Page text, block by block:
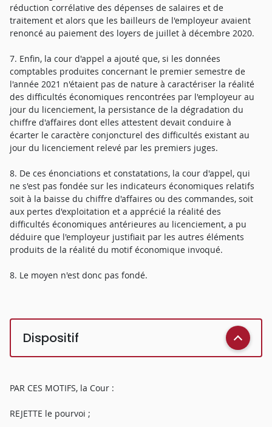
réduction corrélative des dépenses de salaires et de
traitement et alors que les bailleurs de l'employeur avaient
renoncé au paiement des loyers de juillet à décembre 2020.
7. Enfin, la cour d'appel a ajouté que, si les données
comptables produites concernant le premier semestre de
l'année 2021 n'étaient pas de nature à caractériser la réalité
des difficultés économiques rencontrées par l'employeur au
jour du licenciement, la persistance de la dégradation du
chiffre d'affaires dont elles attestent devait conduire à
écarter le caractère conjoncturel des difficultés existant au
jour du licenciement relevé par les premiers juges.
8. De ces énonciations et constatations, la cour d'appel, qui
ne s'est pas fondée sur les indicateurs économiques relatifs
soit à la baisse du chiffre d'affaires ou des commandes, soit
aux pertes d'exploitation et a apprécié la réalité des
difficultés économiques antérieures au licenciement, a pu
déduire que l'employeur justifiait par les autres éléments
produits de la réalité du motif économique invoqué.
8. Le moyen n'est donc pas fondé.
Dispositif
PAR CES MOTIFS, la Cour :
REJETTE le pourvoi ;